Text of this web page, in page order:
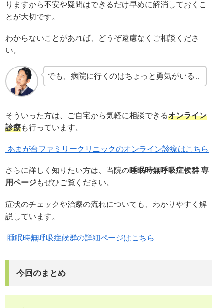
りますから不安や疑問はできるだけ早めに解消しておくこ
とが大切です。
わからないことがあれば、どうぞ遠慮なくご相談くださ
い。
でも、病院に行くのはちょっと勇気がいる…
そういった方は、ご自宅から気軽に相談できるオンライン
診療も行っています。
あまが台ファミリークリニックのオンライン診療はこちら
さらに詳しく知りたい方は、当院の睡眠時無呼吸症候群 専
用ページもぜひご覧ください。
症状のチェックや治療の流れについても、わかりやすく解
説しています。
睡眠時無呼吸症候群の詳細ページはこちら
今回のまとめ